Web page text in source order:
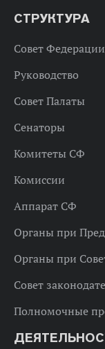
СТРУКТУРА
Совет Федерации
Руководство
Совет Палаты
Сенаторы
Комитеты СФ
Комиссии
Аппарат СФ
Органы при
Органы при
Совет
Полномочные